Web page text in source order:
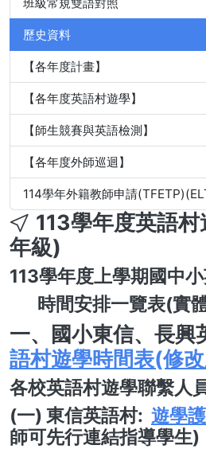
歷史資料
【各年度計畫】
【各年度英語村遊學】
【師生競賽與英語檢測】
【各年度外師巡迴】
114學年外籍教師申請
113學年度英語
年級)
113學年度上學期國中
時間安排一覽表(實
一、國小東信、長興
語村遊學時間表(修
各校英語村遊學聯繫人
(一) 東信英語村: 遊學
師可先行連結指導學生)